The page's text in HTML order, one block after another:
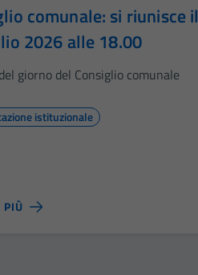
comunale: si riunisce il
2026 alle 18.00
giorno del Consiglio comunale
istituzionale
PIÙ